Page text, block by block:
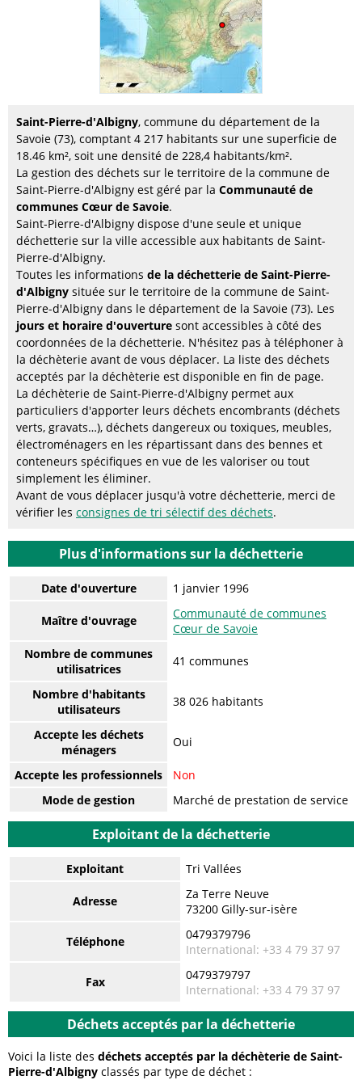
Saint-Pierre-d'Albigny, commune du département de la
Savoie (73), comptant 4 217 habitants sur une superficie de
18.46 km², soit une densité de 228,4 habitants/km².
La gestion des déchets sur le territoire de la commune de
Saint-Pierre-d'Albigny est géré par la Communauté de
communes Cœur de Savoie.
Saint-Pierre-d'Albigny dispose d'une seule et unique
déchetterie sur la ville accessible aux habitants de Saint-
Pierre-d'Albigny.
Toutes les informations de la déchetterie de Saint-Pierre-
d'Albigny située sur le territoire de la commune de Saint-
Pierre-d'Albigny dans le département de la Savoie (73). Les
jours et horaire d'ouverture sont accessibles à côté des
coordonnées de la déchetterie. N'hésitez pas à téléphoner à
la déchèterie avant de vous déplacer. La liste des déchets
acceptés par la déchèterie est disponible en fin de page.
La déchèterie de Saint-Pierre-d'Albigny permet aux
particuliers d'apporter leurs déchets encombrants (déchets
verts, gravats…), déchets dangereux ou toxiques, meubles,
électroménagers en les répartissant dans des bennes et
conteneurs spécifiques en vue de les valoriser ou tout
simplement les éliminer.
Avant de vous déplacer jusqu'à votre déchetterie, merci de
vérifier les consignes de tri sélectif des déchets.
Plus d'informations sur la déchetterie
Date d'ouverture 1 janvier 1996
Maître d'ouvrage
Communauté de communes
Cœur de Savoie
Nombre de communes
utilisatrices
41 communes
Nombre d'habitants
utilisateurs
38 026 habitants
Accepte les déchets
ménagers
Oui
Accepte les professionnels
Non
Mode de gestion
Marché de prestation de service
Exploitant de la déchetterie
Exploitant Tri Vallées
Adresse
Za Terre Neuve
73200 Gilly-sur-isère
Téléphone
0479379796
International: +33 4 79 37 97
Fax
0479379797
International: +33 4 79 37 97
Déchets acceptés par la déchetterie
Voici la liste des déchets acceptés par la déchèterie de Saint-
Pierre-d'Albigny classés par type de déchet :